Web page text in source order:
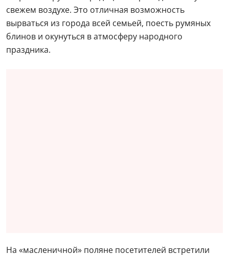
свежем воздухе. Это отличная возможность
вырваться из города всей семьей, поесть румяных
блинов и окунуться в атмосферу народного
праздника.
На «масленичной» поляне посетителей встретили